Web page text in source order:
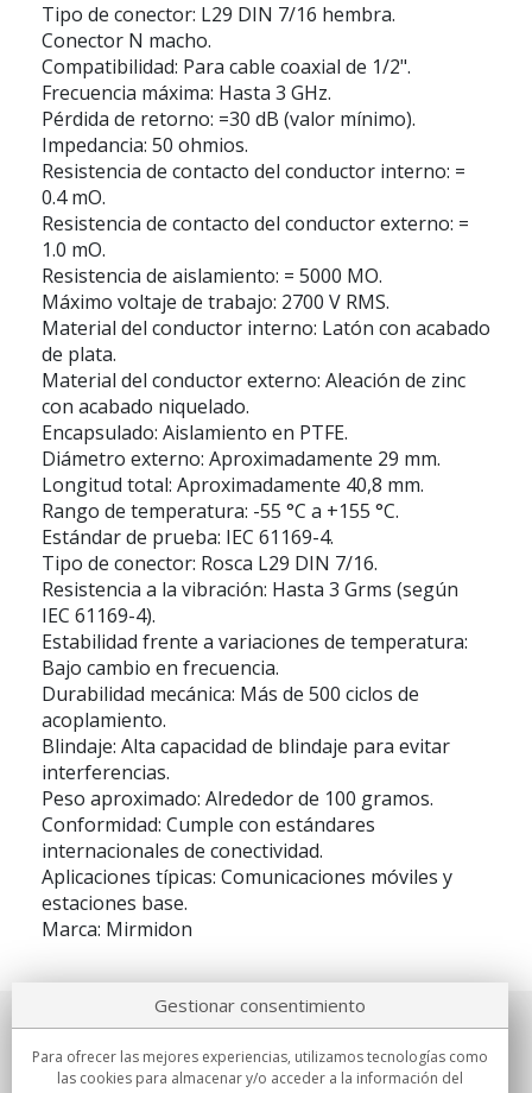
Tipo de conector: L29 DIN 7/16 hembra.
Conector N macho.
Compatibilidad: Para cable coaxial de 1/2".
Frecuencia máxima: Hasta 3 GHz.
Pérdida de retorno: =30 dB (valor mínimo).
Impedancia: 50 ohmios.
Resistencia de contacto del conductor interno: =
0.4 mO.
Resistencia de contacto del conductor externo: =
1.0 mO.
Resistencia de aislamiento: = 5000 MO.
Máximo voltaje de trabajo: 2700 V RMS.
Material del conductor interno: Latón con acabado
de plata.
Material del conductor externo: Aleación de zinc
con acabado niquelado.
Encapsulado: Aislamiento en PTFE.
Diámetro externo: Aproximadamente 29 mm.
Longitud total: Aproximadamente 40,8 mm.
Rango de temperatura: -55 °C a +155 °C.
Estándar de prueba: IEC 61169-4.
Tipo de conector: Rosca L29 DIN 7/16.
Resistencia a la vibración: Hasta 3 Grms (según
IEC 61169-4).
Estabilidad frente a variaciones de temperatura:
Bajo cambio en frecuencia.
Durabilidad mecánica: Más de 500 ciclos de
acoplamiento.
Blindaje: Alta capacidad de blindaje para evitar
interferencias.
Peso aproximado: Alrededor de 100 gramos.
Conformidad: Cumple con estándares
internacionales de conectividad.
Aplicaciones típicas: Comunicaciones móviles y
estaciones base.
Marca: Mirmidon
Sobre nosotros
Gestionar consentimiento
Para ofrecer las mejores experiencias, utilizamos tecnologías como
las cookies para almacenar y/o acceder a la información del